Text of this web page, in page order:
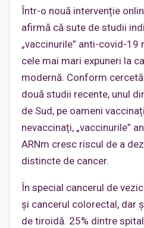
Într-o nouă intervenție
afirmă că sute de studii
„vaccinurile” anti-covid-19
cele mai mari expuneri la
modernă. Conform
două studii recente, unul
de Sud, pe oameni
nevaccinați, „vaccinurile”
ARNm cresc riscul de a
distincte de cancer.
În special cancerul de
și cancerul colorectal, dar
de tiroidă. 25% dintre